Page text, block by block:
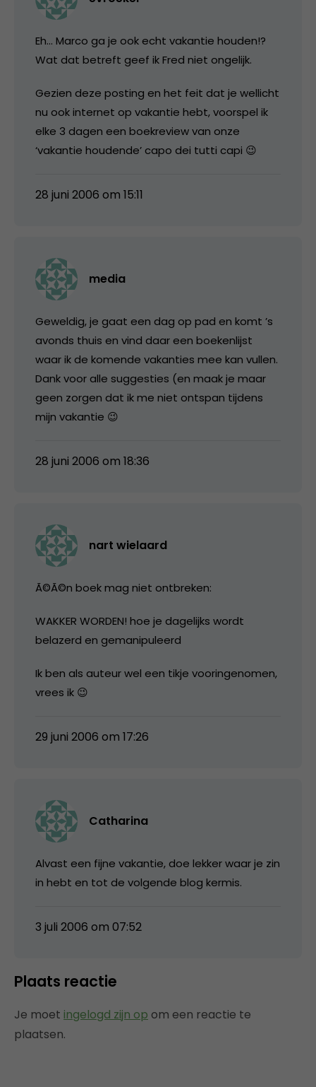
Eh… Marco ga je ook echt vakantie houden!?
Wat dat betreft geef ik Fred niet ongelijk.
Gezien deze posting en het feit dat je wellicht
nu ook internet op vakantie hebt, voorspel ik
elke 3 dagen een boekreview van onze
‘vakantie houdende’ capo dei tutti capi 😉
28 juni 2006 om 15:11
media
Geweldig, je gaat een dag op pad en komt ’s
avonds thuis en vind daar een boekenlijst
waar ik de komende vakanties mee kan vullen.
Dank voor alle suggesties (en maak je maar
geen zorgen dat ik me niet ontspan tijdens
mijn vakantie 😉
28 juni 2006 om 18:36
nart wielaard
Ã©Ã©n boek mag niet ontbreken:
WAKKER WORDEN! hoe je dagelijks wordt
belazerd en gemanipuleerd
Ik ben als auteur wel een tikje vooringenomen,
vrees ik 😉
29 juni 2006 om 17:26
Catharina
Alvast een fijne vakantie, doe lekker waar je zin
in hebt en tot de volgende blog kermis.
3 juli 2006 om 07:52
Plaats reactie
Je moet ingelogd zijn op om een reactie te
plaatsen.